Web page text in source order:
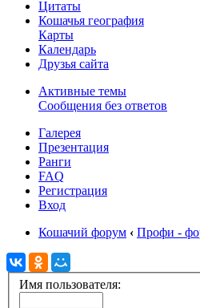
Цитаты
Кошачья география
Карты
Календарь
Друзья сайта
Активные темы
Сообщения без ответов
Галерея
Презентация
Ранги
FAQ
Регистрация
Вход
Кошачий форум ‹ Профи -
Имя пользователя: